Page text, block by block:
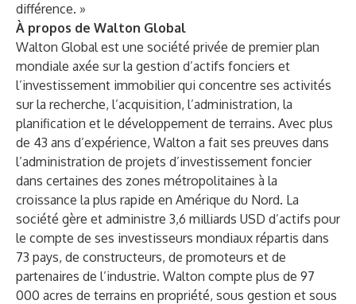
différence. »
À propos de Walton Global
Walton Global est une société privée de premier plan
mondiale axée sur la gestion d’actifs fonciers et
l’investissement immobilier qui concentre ses activités
sur la recherche, l’acquisition, l’administration, la
planification et le développement de terrains. Avec plus
de 43 ans d’expérience, Walton a fait ses preuves dans
l’administration de projets d’investissement foncier
dans certaines des zones métropolitaines à la
croissance la plus rapide en Amérique du Nord. La
société gère et administre 3,6 milliards USD d’actifs pour
le compte de ses investisseurs mondiaux répartis dans
73 pays, de constructeurs, de promoteurs et de
partenaires de l’industrie. Walton compte plus de 97
000 acres de terrains en propriété, sous gestion et sous